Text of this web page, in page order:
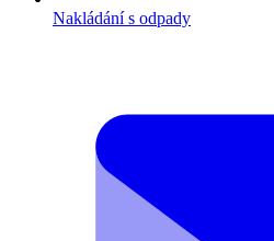
Nakládání s odpady